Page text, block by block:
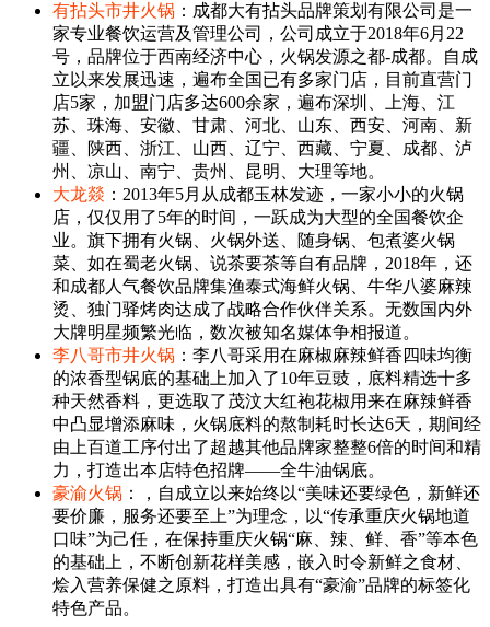
有拈头市井火锅 ：成都大有拈头品牌策划有限公司是一
家专业餐饮运营及管理公司，公司成立于2018年6月22
号，品牌位于西南经济中心，火锅发源之都-成都。自成
立以来发展迅速，遍布全国已有多家门店，目前直营门
店5家，加盟门店多达600余家，遍布深圳、上海、江
苏、珠海、安徽、甘肃、河北、山东、西安、河南、新
疆、陕西、浙江、山西、辽宁、西藏、宁夏、成都、泸
州、凉山、南宁、贵州、昆明、大理等地。
大龙燚 ：2013年5月从成都玉林发迹，一家小小的火锅
店，仅仅用了5年的时间，一跃成为大型的全国餐饮企
业。旗下拥有火锅、火锅外送、随身锅、包煮婆火锅
菜、如在蜀老火锅、说茶要茶等自有品牌，2018年，还
和成都人气餐饮品牌集渔泰式海鲜火锅、牛华八婆麻辣
烫、独门驿烤肉达成了战略合作伙伴关系。无数国内外
大牌明星频繁光临，数次被知名媒体争相报道。
李八哥市井火锅 ：李八哥采用在麻椒麻辣鲜香四味均衡
的浓香型锅底的基础上加入了10年豆豉，底料精选十多
种天然香料，更选取了茂汶大红袍花椒用来在麻辣鲜香
中凸显增添麻味，火锅底料的熬制耗时长达6天，期间经
由上百道工序付出了超越其他品牌家整整6倍的时间和精
力，打造出本店特色招牌——全牛油锅底。
豪渝火锅 ：，自成立以来始终以“美味还要绿色，新鲜还
要价廉，服务还要至上”为理念，以“传承重庆火锅地道
口味”为己任，在保持重庆火锅“麻、辣、鲜、香”等本色
的基础上，不断创新花样美感，嵌入时令新鲜之食材、
烩入营养保健之原料，打造出具有“豪渝”品牌的标签化
特色产品。